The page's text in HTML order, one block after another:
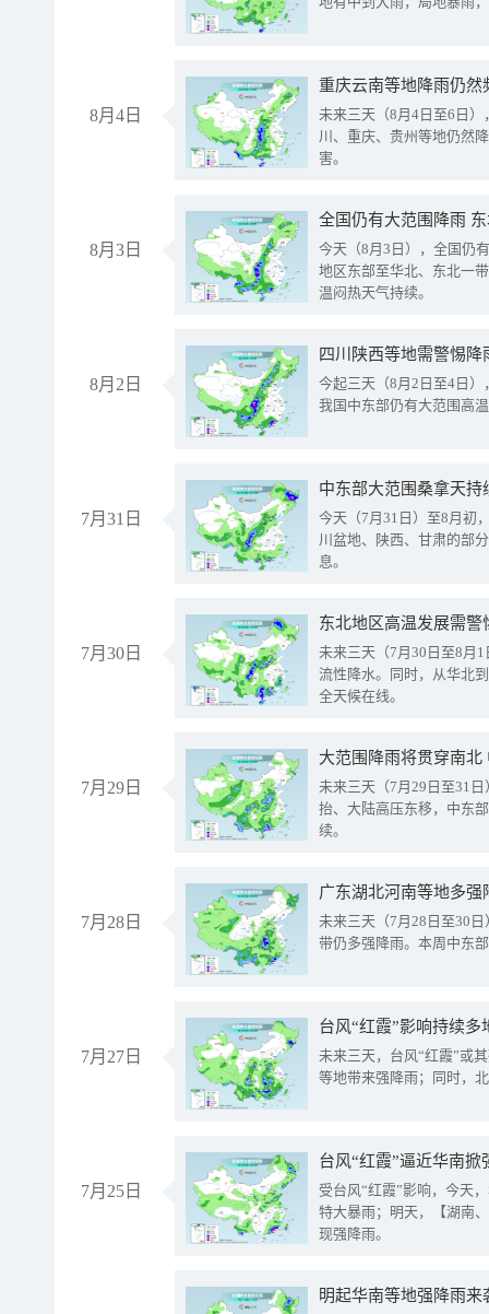
8月4日
重庆云南等地降雨仍然
未来三天（8月4日至6日
川、重庆、贵州等地仍然
害。
8月3日
全国仍有大范围降雨
今天（8月3日），全国仍
地区东部至华北、东北一
温闷热天气持续。
8月2日
今起三天（8月2日至4日
我国中东部仍有大范围高
7月31日
中东部大范围桑拿天
今天（7月31日）至8月初
川盆地、陕西、甘肃的部
息。
7月30日
东北地区高温发展需
未来三天（7月30日至8月
流性降水。同时，从华北
全天候在线。
7月29日
大范围降雨将贯穿南
未来三天（7月29日至31
抬、大陆高压东移，中东
续。
7月28日
广东湖北河南等地多
未来三天（7月28日至30
带仍多强降雨。本周中东
7月27日
台风“红霞”影响持续
未来三天，台风“红霞”或
等地带来强降雨；同时，
7月25日
台风“红霞”逼近华南
受台风“红霞”影响，今天
特大暴雨；明天，【湖南
现强降雨。
明起华南等地强降雨